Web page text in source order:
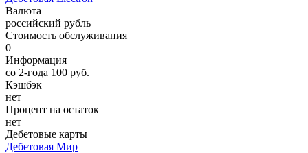
Валюта
российский рубль
Стоимость обслуживания
0
Информация
со 2-года 100 руб.
Кэшбэк
нет
Процент на остаток
нет
Дебетовые карты
Дебетовая Мир